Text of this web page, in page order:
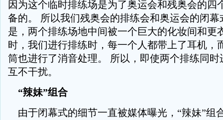
因为这个临时排练场是为了奥运会和残奥会的四
备的。 所以我们残奥会的排练会和奥运会的闭幕
是，两个排练场地中间被一个巨大的化妆间和更
时，我们进行排练时，每一个人都带上了耳机，
筒也进行了消音处理。 所以，即使两个排练同
互不干扰。
“辣妹”组合
由于闭幕式的细节一直被媒体曝光，“辣妹”组